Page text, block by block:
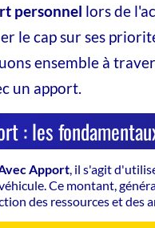
personnel lors de
le cap sur ses
ensemble à
un apport.
: les
Apport, il s'agit
Ce montant,
des ressources et des